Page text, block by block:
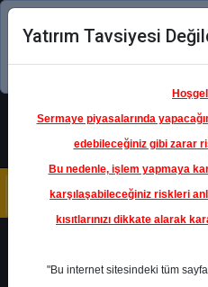
Şimdi
Yatırım Tavsiyesi
Sermaye piyasalarında
edebileceğiniz gibi zarar
Bu nedenle, işlem yapmaya
karşılaşabileceğiniz riskleri
kısıtlarınızı dikkate alarak
"Bu internet sitesindeki tüm